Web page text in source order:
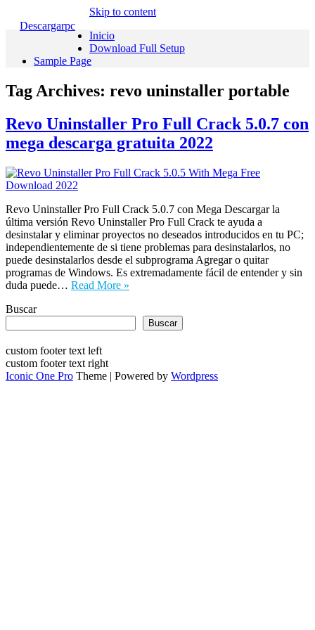
Descargarpc
Skip to content
Inicio
Download Full Setup
Sample Page
Tag Archives: revo uninstaller portable
Revo Uninstaller Pro Full Crack 5.0.7 con
mega descarga gratuita 2022
Revo Uninstaller Pro Full Crack 5.0.7 con Mega Descargar la
última versión Revo Uninstaller Pro Full Crack te ayuda a
desinstalar y eliminar proyectos no deseados introducidos en tu PC;
independientemente de si tiene problemas para desinstalarlos, no
puede desinstalarlos desde el subprograma Agregar o quitar
programas de Windows. Es extremadamente fácil de entender y sin
duda puede… Read More »
Buscar
Buscar
custom footer text left
custom footer text right
Iconic One Pro Theme | Powered by Wordpress